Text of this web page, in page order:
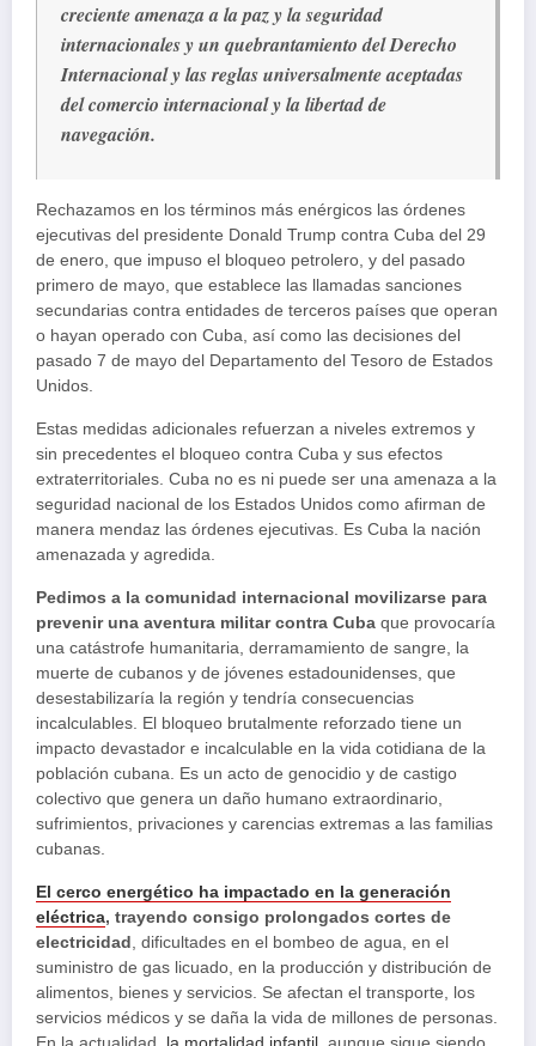
creciente amenaza a la paz y la seguridad
internacionales y un quebrantamiento del Derecho
Internacional y las reglas universalmente aceptadas
del comercio internacional y la libertad de
navegación.
Rechazamos en los términos más enérgicos las órdenes
ejecutivas del presidente Donald Trump contra Cuba del 29
de enero, que impuso el bloqueo petrolero, y del pasado
primero de mayo, que establece las llamadas sanciones
secundarias contra entidades de terceros países que operan
o hayan operado con Cuba, así como las decisiones del
pasado 7 de mayo del Departamento del Tesoro de Estados
Unidos.
Estas medidas adicionales refuerzan a niveles extremos y
sin precedentes el bloqueo contra Cuba y sus efectos
extraterritoriales. Cuba no es ni puede ser una amenaza a la
seguridad nacional de los Estados Unidos como afirman de
manera mendaz las órdenes ejecutivas. Es Cuba la nación
amenazada y agredida.
Pedimos a la comunidad internacional movilizarse para
prevenir una aventura militar contra Cuba que provocaría
una catástrofe humanitaria, derramamiento de sangre, la
muerte de cubanos y de jóvenes estadounidenses, que
desestabilizaría la región y tendría consecuencias
incalculables. El bloqueo brutalmente reforzado tiene un
impacto devastador e incalculable en la vida cotidiana de la
población cubana. Es un acto de genocidio y de castigo
colectivo que genera un daño humano extraordinario,
sufrimientos, privaciones y carencias extremas a las familias
cubanas.
El cerco energético ha impactado en la generación
eléctrica, trayendo consigo prolongados cortes de
electricidad , dificultades en el bombeo de agua, en el
suministro de gas licuado, en la producción y distribución de
alimentos, bienes y servicios. Se afectan el transporte, los
servicios médicos y se daña la vida de millones de personas.